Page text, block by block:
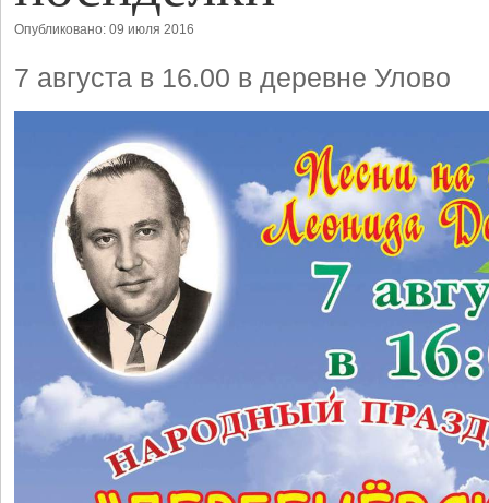
Опубликовано: 09 июля 2016
7 августа в 16.00 в деревне Улово